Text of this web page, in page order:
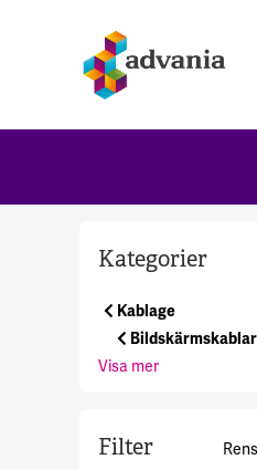
Kategorier
Kablage
Bildskärmskablar
Visa mer
Filter